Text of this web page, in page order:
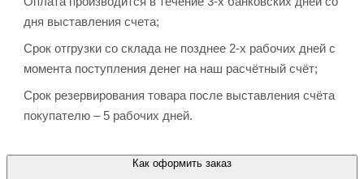
дня выставления счета;
Срок отгрузки со склада не позднее 2-х рабочих дней с
момента поступления денег на наш расчётный счёт;
Срок резервирования товара после выставления счёта
покупателю – 5 рабочих дней.
Как оформить заказ